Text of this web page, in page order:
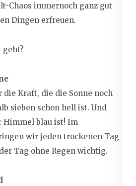
Chaos immernoch ganz gut
Dingen erfreuen.
geht?
die Kraft, die die Sonne noch
sieben schon hell ist. Und
Himmel blau ist! Im
wir jeden trockenen Tag
Tag ohne Regen wichtig.